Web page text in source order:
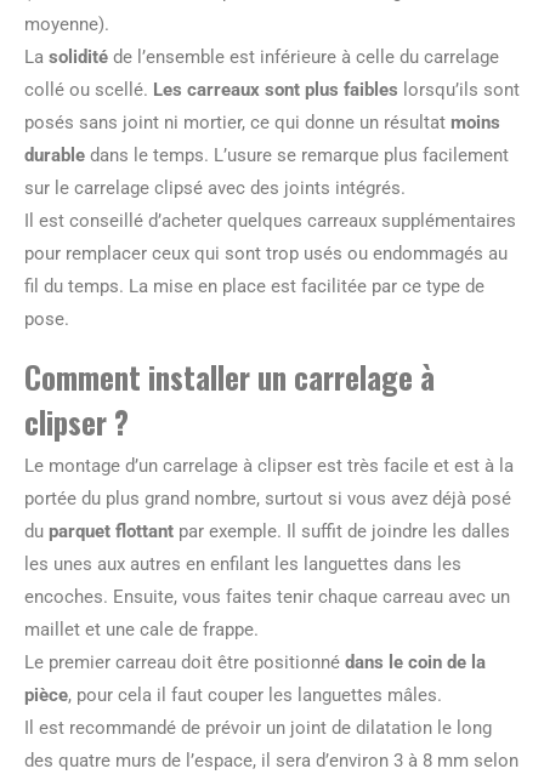
moyenne).
La solidité de l’ensemble est inférieure à celle du carrelage
collé ou scellé. Les carreaux sont plus faibles lorsqu’ils sont
posés sans joint ni mortier, ce qui donne un résultat moins
durable dans le temps. L’usure se remarque plus facilement
sur le carrelage clipsé avec des joints intégrés.
Il est conseillé d’acheter quelques carreaux supplémentaires
pour remplacer ceux qui sont trop usés ou endommagés au
fil du temps. La mise en place est facilitée par ce type de
pose.
Comment installer un carrelage à
clipser ?
Le montage d’un carrelage à clipser est très facile et est à la
portée du plus grand nombre, surtout si vous avez déjà posé
du parquet flottant par exemple. Il suffit de joindre les dalles
les unes aux autres en enfilant les languettes dans les
encoches. Ensuite, vous faites tenir chaque carreau avec un
maillet et une cale de frappe.
Le premier carreau doit être positionné dans le coin de la
pièce, pour cela il faut couper les languettes mâles.
Il est recommandé de prévoir un joint de dilatation le long
des quatre murs de l’espace, il sera d’environ 3 à 8 mm selon